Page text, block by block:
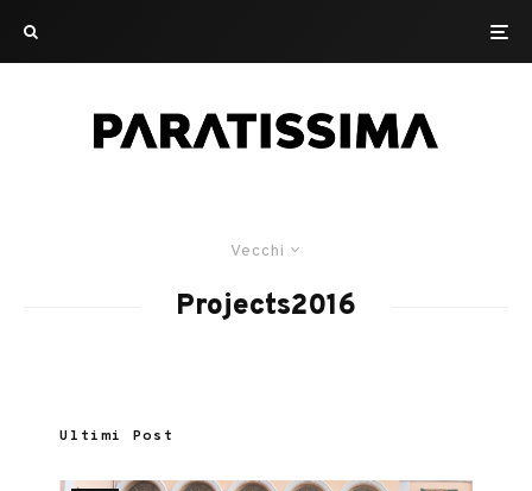
Vecchi
Projects2016
Ultimi Post